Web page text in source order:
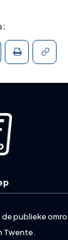
publieke
Twente.